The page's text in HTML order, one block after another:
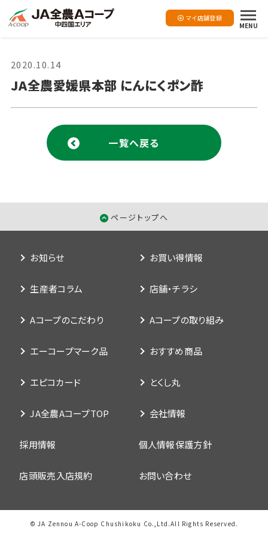
マイ店舗登録
MENU
2020.10.14
JA全農愛媛県本部 にんにくポン酢
一覧へ戻る
ページトップへ
お知らせ お買い得情報
生産者コラム 店舗・チラシ
Aコープのこだわり Aコープの取り組み
エーコープマーク品 おすすめ商品
エピコカード とくし丸
JA全農AコープTOP 会社情報
採用情報 個人情報保護方針
店頭販売入店規約 お問い合わせ
© JA Zennou A-Coop Chushikoku Co.,Ltd.All Rights Reserved.